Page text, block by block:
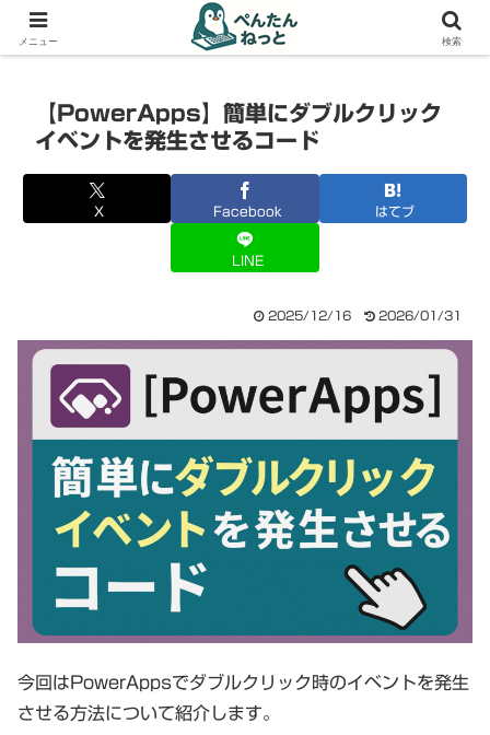
PCやガジェットの備忘録
【PowerApps】簡単にダブルクリック
イベントを発生させるコード
X Facebook はてブ
LINE
2025/12/16 2026/01/31
今回はPowerAppsでダブルクリック時のイベントを発生
させる方法について紹介します。
メニュー 検索